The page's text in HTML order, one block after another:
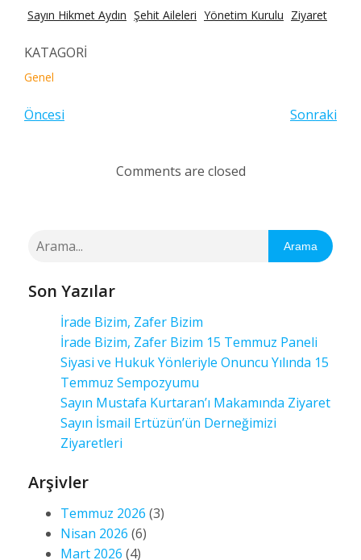
Sayın Hikmet Aydın Şehit Aileleri Yönetim Kurulu Ziyaret
KATAGORİ
Genel
Öncesi Sonraki
Comments are closed
Arama
Son Yazılar
İrade Bizim, Zafer Bizim
İrade Bizim, Zafer Bizim 15 Temmuz Paneli
Siyasi ve Hukuk Yönleriyle Onuncu Yılında 15
Temmuz Sempozyumu
Sayın Mustafa Kurtaran’ı Makamında Ziyaret
Sayın İsmail Ertüzün’ün Derneğimizi
Ziyaretleri
Arşivler
Temmuz 2026 (3)
Nisan 2026 (6)
Mart 2026 (4)